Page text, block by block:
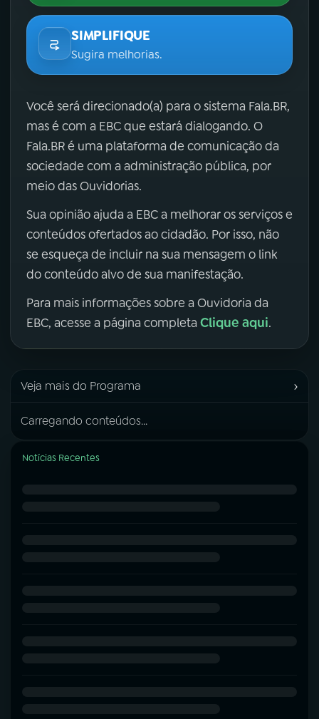
SIMPLIFIQUE
Sugira melhorias.
Você será direcionado(a) para o sistema Fala.BR,
mas é com a EBC que estará dialogando. O
Fala.BR é uma plataforma de comunicação da
sociedade com a administração pública, por
meio das Ouvidorias.
Sua opinião ajuda a EBC a melhorar os serviços e
conteúdos ofertados ao cidadão. Por isso, não
se esqueça de incluir na sua mensagem o link
do conteúdo alvo de sua manifestação.
Para mais informações sobre a Ouvidoria da
EBC, acesse a página completa Clique aqui.
Veja mais do Programa ›
Carregando conteúdos...
Notícias Recentes